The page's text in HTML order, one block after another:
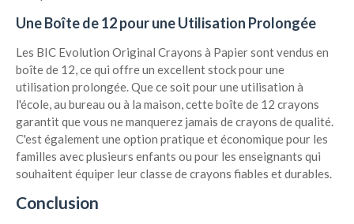
Une Boîte de 12 pour une Utilisation Prolongée
Les BIC Evolution Original Crayons à Papier sont vendus en
boîte de 12, ce qui offre un excellent stock pour une
utilisation prolongée. Que ce soit pour une utilisation à
l'école, au bureau ou à la maison, cette boîte de 12 crayons
garantit que vous ne manquerez jamais de crayons de qualité.
C'est également une option pratique et économique pour les
familles avec plusieurs enfants ou pour les enseignants qui
souhaitent équiper leur classe de crayons fiables et durables.
Conclusion